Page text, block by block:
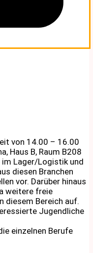
von 14.00 – 16.00
Haus B, Raum B208
Lager/Logistik und
diesen Branchen
vor. Darüber hinaus
weitere freie
diesem Bereich auf.
Jugendliche
einzelnen Berufe